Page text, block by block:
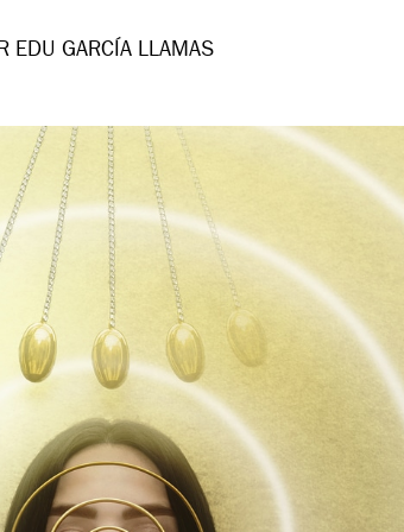
EDU GARCÍA LLAMAS